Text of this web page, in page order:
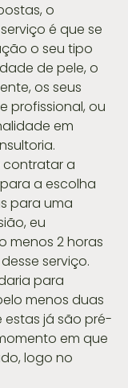
o
é que se
o seu tipo
de pele, o
os seus
profissional, ou
em
contratar a
a escolha
para uma
eu
menos 2 horas
serviço.
para
menos duas
estas já são pré-
em que
logo no